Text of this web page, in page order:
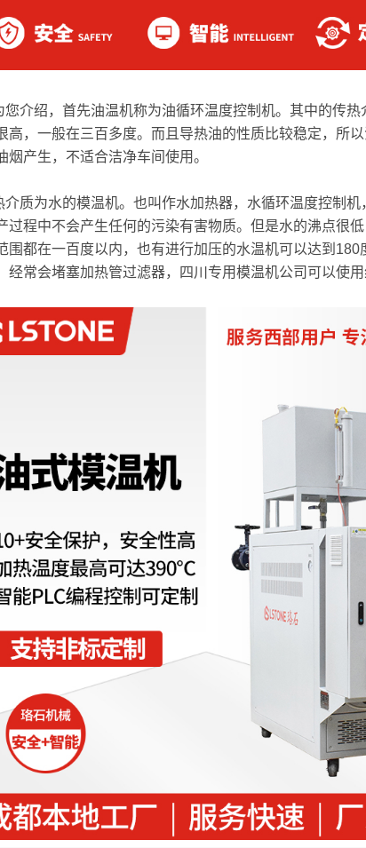
您介绍，首先油温机称为油循环温度控制机。其中的传
高，一般在三百多度。而且导热油的性质比较稳定，所
产生，不适合洁净车间使用。
介质为水的模温机。也叫作水加热器，水循环温度控制
过程中不会产生任何的污染有害物质。但是水的沸点很
围都在一百度以内，也有进行加压的水温机可以达到
经常会堵塞加热管过滤器，四川专用模温机公司可以使用